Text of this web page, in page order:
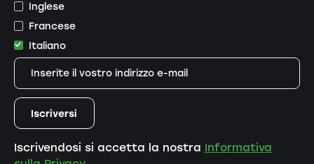
Inglese
Francese
Italiano
Iscrivendosi si accetta la nostra Informativa